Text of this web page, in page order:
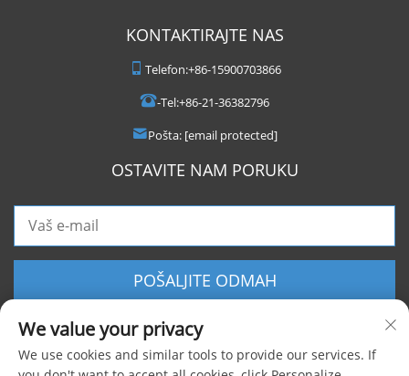
KONTAKTIRAJTE NAS
Telefon:+86-15900703866
-Tel:+86-21-36382796
Pošta: [email protected]
OSTAVITE NAM PORUKU
POŠALJITE ODMAH
We value your privacy
We use cookies and similar tools to provide our services. If